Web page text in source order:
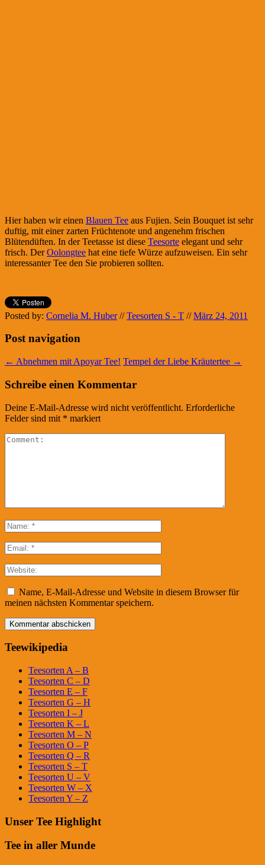
Hier haben wir einen Blauen Tee aus Fujien. Sein Bouquet ist sehr
duftig, mit einer zarten Früchtenote und angenehm frischen
Blütendüften. In der Teetasse ist diese Teesorte elegant und sehr
frisch. DerOolongtee hat eine tiefe Würze aufzuweisen. Ein sehr
interessanter Tee den Sie probieren sollten.
Posted by: Cornelia M. Huber // Teesorten S - T // März 24, 2011
Post navigation
← Abnehmen mit Apoyar Tee! Tempel der Liebe Kräutertee →
Schreibe einen Kommentar
Deine E-Mail-Adresse wird nicht veröffentlicht. Erforderliche
Felder sind mit * markiert
Name, E-Mail-Adresse und Website in diesem Browser für
meinen nächsten Kommentar speichern.
Teewikipedia
Teesorten A – B
Teesorten C – D
Teesorten E – F
Teesorten G – H
Teesorten I – J
Teesorten K – L
Teesorten M – N
Teesorten O – P
Teesorten Q – R
Teesorten S – T
Teesorten U – V
Teesorten W – X
Teesorten Y – Z
Unser Tee Highlight
Tee in aller Munde